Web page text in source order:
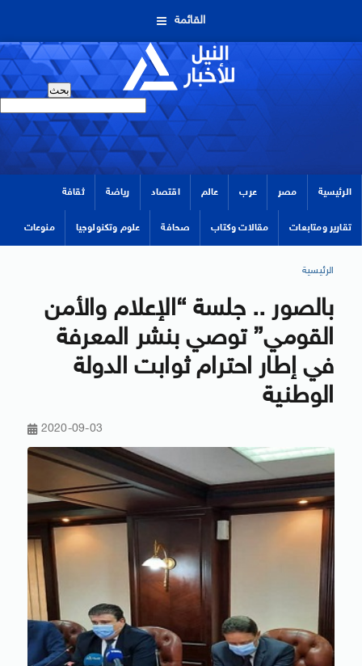
القائمة
الرئيسية مصر عرب عالم اقتصاد رياضة ثقافة
تقارير ومتابعات مقالات وكتاب صحافة علوم وتكنولوجيا منوعات
الرئيسية
بالصور .. جلسة “الإعلام والأمن
القومي” توصي بنشر المعرفة
في إطار احترام ثوابت الدولة
الوطنية
2020-09-03